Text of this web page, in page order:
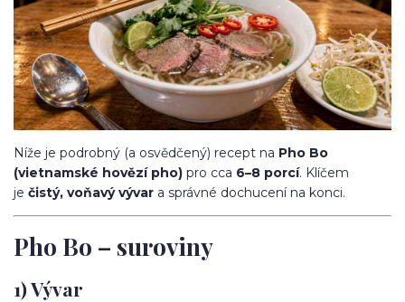
Níže je podrobný (a osvědčený) recept na Pho Bo
(vietnamské hovězí pho) pro cca 6–8 porcí. Klíčem
je čistý, voňavý vývar a správné dochucení na konci.
Pho Bo – suroviny
1) Vývar